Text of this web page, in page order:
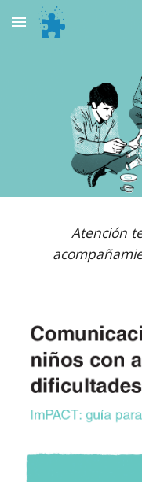
Skip to main content
Atención